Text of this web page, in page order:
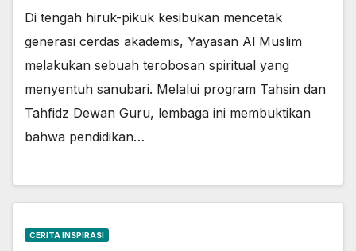
Di tengah hiruk-pikuk kesibukan mencetak
generasi cerdas akademis, Yayasan Al Muslim
melakukan sebuah terobosan spiritual yang
menyentuh sanubari. Melalui program Tahsin dan
Tahfidz Dewan Guru, lembaga ini membuktikan
bahwa pendidikan…
CERITA INSPIRASI